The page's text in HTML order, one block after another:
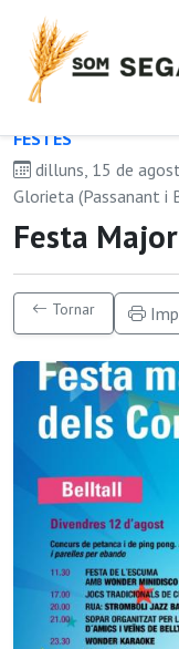
FESTES
dilluns, 15 de
Glorieta (Passanant i
Festa
Tornar